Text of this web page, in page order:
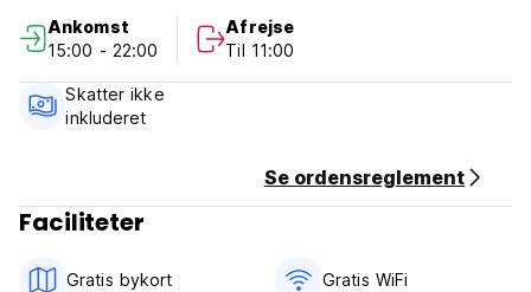
Ankomst
15:00 - 22:00
Afrejse
Til 11:00
Skatter ikke
inkluderet
Se ordensreglement
Faciliteter
Gratis bykort Gratis WiFi